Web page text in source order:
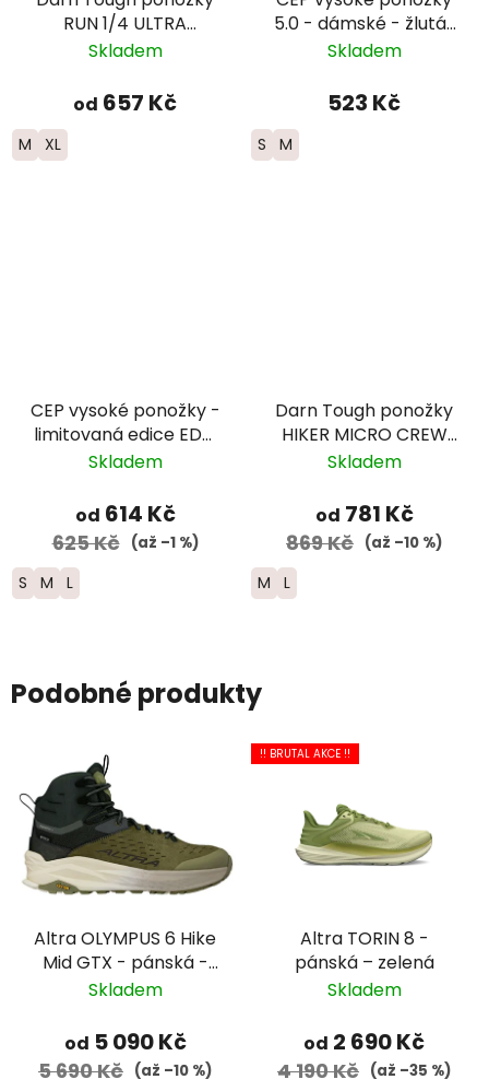
RUN 1/4 ULTRA
Lightweight Merino -
Skladem
od 657 Kč
M XL
5.0 - dámské - žlutá/
červená
Skladem
523 Kč
S M
CEP vysoké ponožky -
limitovaná edice EDT.
FADE - dámské -
Skladem
od 614 Kč
625 Kč (až –1 %)
S M L
Darn Tough ponožky
HIKER MICRO CREW
Midweight Merino -
Skladem
od 781 Kč
869 Kč (až –10 %)
M L
Podobné produkty
Altra OLYMPUS 6 Hike
Mid GTX - pánská -
zelená
Skladem
od 5 090 Kč
5 690 Kč (až –10 %)
!! BRUTAL AKCE !!
Altra TORIN 8 -
pánská – zelená
Skladem
od 2 690 Kč
4 190 Kč (až –35 %)